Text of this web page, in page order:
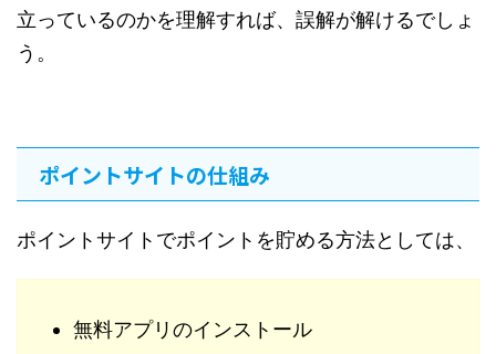
立っているのかを理解すれば、誤解が解けるでしょ
う。
ポイントサイトの仕組み
ポイントサイトでポイントを貯める方法としては、
無料アプリのインストール